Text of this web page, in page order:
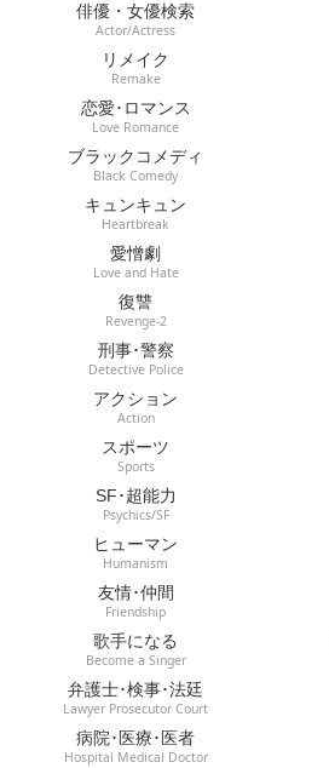
俳優・女優検索
Actor/Actress
リメイク
Remake
恋愛･ロマンス
Love Romance
ブラックコメディ
Black Comedy
キュンキュン
Heartbreak
愛憎劇
Love and Hate
復讐
Revenge-2
刑事･警察
Detective Police
アクション
Action
スポーツ
Sports
SF･超能力
Psychics/SF
ヒューマン
Humanism
友情･仲間
Friendship
歌手になる
Become a Singer
弁護士･検事･法廷
Lawyer Prosecutor Court
病院･医療･医者
Hospital Medical Doctor